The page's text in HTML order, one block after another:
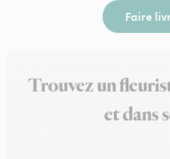
Faire
Trouvez un
et dans